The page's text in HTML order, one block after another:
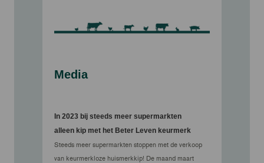
Media
In 2023 bij steeds meer supermarkten
alleen kip met het Beter Leven keurmerk
Steeds meer supermarkten stoppen met de verkoop
van keurmerkloze huismerkkip! De maand maart